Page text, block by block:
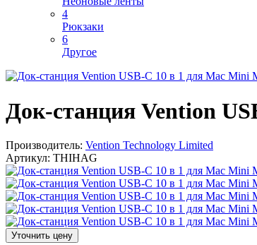
4
Рюкзаки
6
Другое
Док-станция Vention
Производитель: Vention Technology Limited
Артикул: THIHAG
Уточнить цену